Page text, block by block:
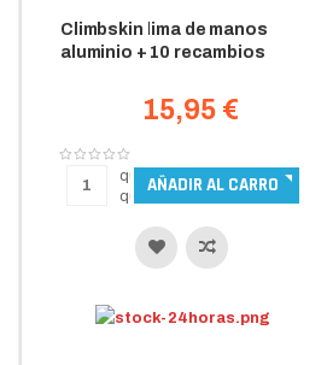
Climbskin lima de manos
aluminio + 10 recambios
15,95 €